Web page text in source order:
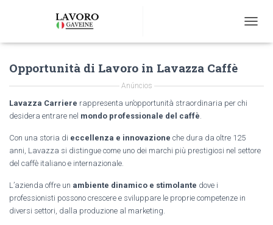
O
E
Opportunità di Lavoro in Lavazza Caffè
Anúncios
Lavazza Carriere rappresenta un’opportunità straordinaria per chi
desidera entrare nel mondo professionale del caffè
Con una storia di eccellenza e innovazione che dura da oltre 125
anni, Lavazza si distingue come uno dei marchi più prestigiosi nel settore
del caffè italiano e internazionale.
L’azienda offre un ambiente dinamico e stimolante dove i
professionisti possono crescere e sviluppare le proprie competenze in
diversi settori, dalla produzione al marketing.